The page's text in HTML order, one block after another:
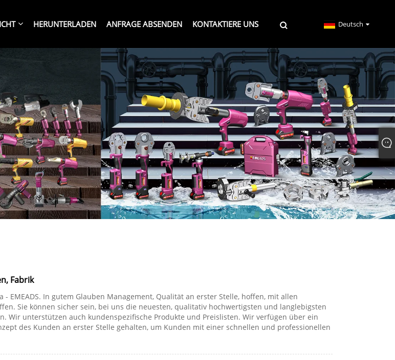
HERUNTERLADEN ANFRAGE ABSENDEN KONTAKTIERE UNS Deutsch
Fabrik
EMEADS. In gutem Glauben Management, Qualität an erster Stelle, hoffen, mit allen
Sie können sicher sein, bei uns die neuesten, qualitativ hochwertigsten und langlebigsten
Wir unterstützen auch kundenspezifische Produkte und Preislisten. Wir verfügen über ein
des Kunden an erster Stelle gehalten, um Kunden mit einer schnellen und professionellen